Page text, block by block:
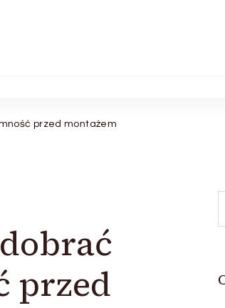
przed montażem
przed